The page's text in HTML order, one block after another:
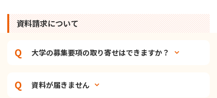
資料請求について
大学の募集要項の取り寄せはできますか？
資料が届きません